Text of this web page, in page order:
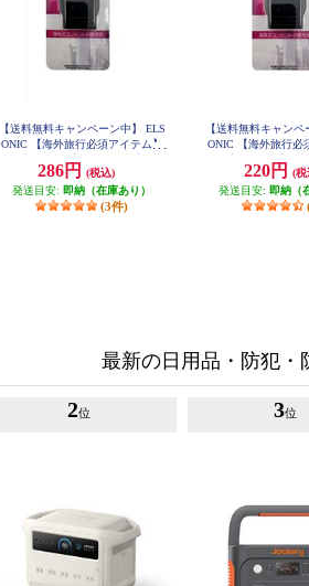
【送料無料キャンペーン中】 ELS
ONIC 【海外旅行必須アイテム】
PA-C
286円
(税込)
発送目安: 即納（在庫あり）
(3件)
【送料無料キャンペ
ONIC 【海外旅行必
PA-O
220円
(税
発送目安: 即納（
最新の日用品・防犯・
2位 3位